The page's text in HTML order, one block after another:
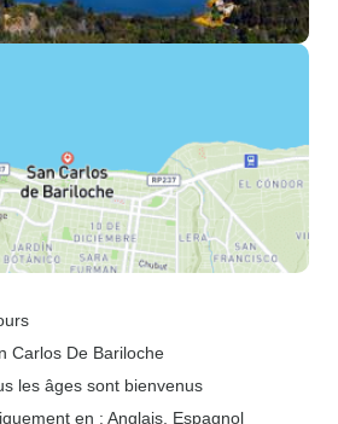
Carlos De Bariloche
les âges sont bienvenus
en : Anglais, Espagnol